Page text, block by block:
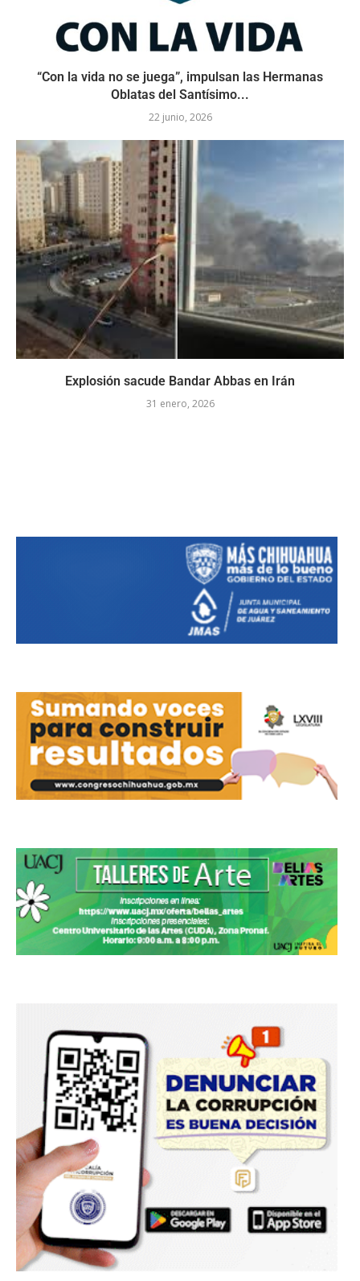
“Con la vida no se juega”, impulsan las Hermanas
Oblatas del Santísimo...
22 junio, 2026
Explosión sacude Bandar Abbas en Irán
31 enero, 2026